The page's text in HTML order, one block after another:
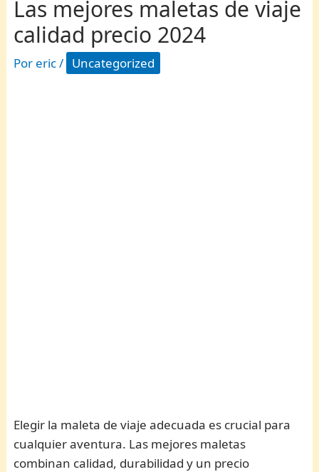
Las mejores maletas de viaje
calidad precio 2024
Por eric/ Uncategorized
Elegir la maleta de viaje adecuada es crucial para
cualquier aventura. Las mejores maletas
combinan calidad, durabilidad y un precio